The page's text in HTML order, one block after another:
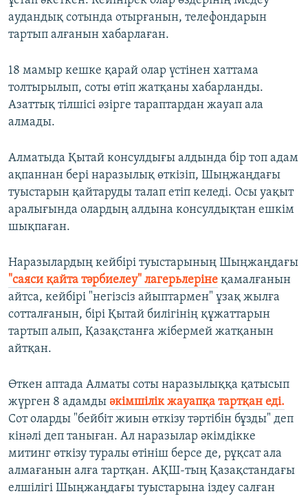
аудандық сотында отырғанын, телефондарын
тартып алғанын хабарлаған.
18 мамыр кешке қарай олар үстінен хаттама
толтырылып, соты өтіп жатқаны хабарланды.
Азаттық тілшісі әзірге тараптардан жауап ала
алмады.
Алматыда Қытай консулдығы алдында бір топ адам
ақпаннан бері наразылық өткізіп, Шыңжаңдағы
туыстарын қайтаруды талап етіп келеді. Осы уақыт
аралығында олардың алдына консулдықтан ешкім
шықпаған.
Наразылардың кейбірі туыстарының Шыңжаңдағы
"саяси қайта тәрбиелеу" лагерьлеріне қамалғанын
айтса, кейбірі "негізсіз айыптармен" ұзақ жылға
сотталғанын, бірі Қытай билігінің құжаттарын
тартып алып, Қазақстанға жібермей жатқанын
айтқан.
Өткен аптада Алматы соты наразылыққа қатысып
жүрген 8 адамды әкімшілік жауапқа тартқан еді.
Сот оларды "бейбіт жиын өткізу тәртібін бұзды" деп
кінәлі деп таныған. Ал наразылар әкімдікке
митинг өткізу туралы өтініш берсе де, рұқсат ала
алмағанын алға тартқан. АҚШ-тың Қазақстандағы
елшілігі Шыңжаңдағы туыстарына іздеу салған